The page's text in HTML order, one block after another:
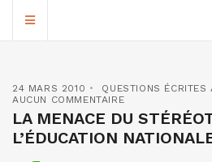
24 MARS 2010
QUESTIONS ÉCRITES
AUCUN COMMENTAIRE
LA MENACE DU
L’ÉDUCATION